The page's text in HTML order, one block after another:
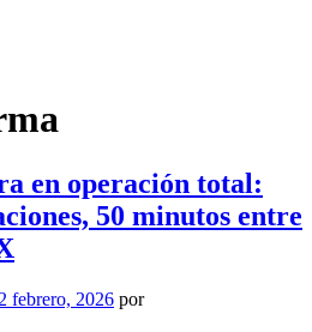
en operación total:
50 minutos entre
2 febrero, 2026 por